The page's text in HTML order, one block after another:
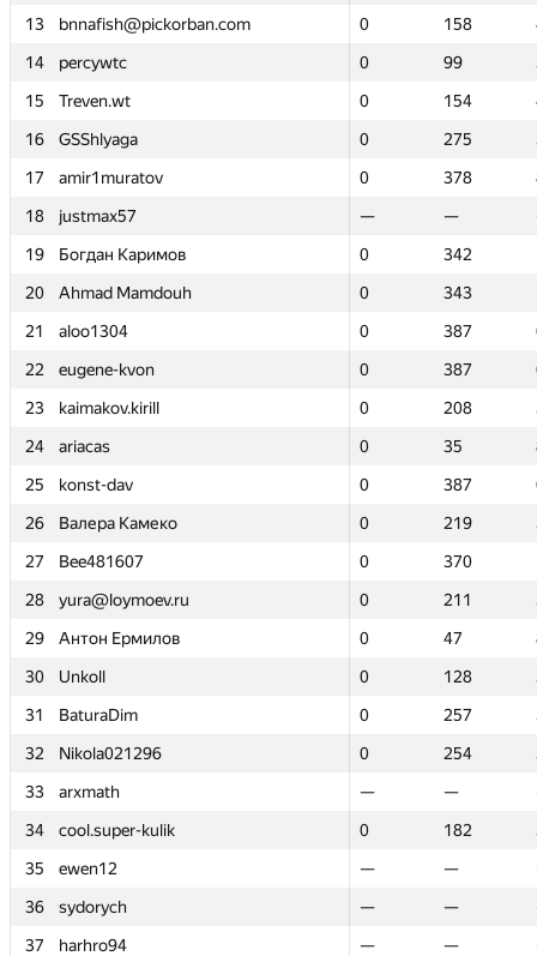
13
bnnafish@pickorban.com 0 158
14
percywtc 0 99
15
Treven.wt 0 154
16
GSShlyaga 0 275
17
amir1muratov 0 378
18
justmax57 — —
19
Богдан Каримов 0 342
20
Ahmad Mamdouh 0 343
21
aloo1304 0 387
22
eugene-kvon 0 387
23
kaimakov.kirill 0 208
24
ariacas 0 35
25
konst-dav 0 387
26
Валера Камеко 0 219
27
Bee481607 0 370
28
yura@loymoev.ru 0 211
29
Антон Ермилов 0 47
30
Unkoll 0 128
31
BaturaDim 0 257
32
Nikola021296 0 254
33
arxmath — —
34
cool.super-kulik 0 182
35
ewen12 — —
36
sydorych — —
37
harhro94 — —
13
bnnafish@pickorban.com 0 158
14
percywtc 0 99
15
Treven.wt 0 154
16
GSShlyaga 0 275
17
amir1muratov 0 378
18
justmax57 — —
19
Богдан Каримов 0 342
20
Ahmad Mamdouh 0 343
21
aloo1304 0 387
22
eugene-kvon 0 387
23
kaimakov.kirill 0 208
24
ariacas 0 35
25
konst-dav 0 387
26
Валера Камеко 0 219
27
Bee481607 0 370
28
yura@loymoev.ru 0 211
29
Антон Ермилов 0 47
30
Unkoll 0 128
31
BaturaDim 0 257
32
Nikola021296 0 254
33
arxmath — —
34
cool.super-kulik 0 182
35
ewen12 — —
36
sydorych — —
37
harhro94 — —